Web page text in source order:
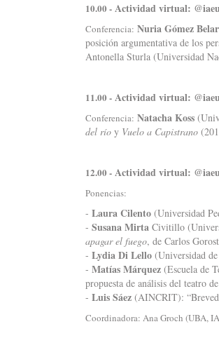
10.00 - Actividad virtual:
Conferencia: Nuria Gómez
posición argumentativa de los
Antonella Sturla (Universidad
11.00 - Actividad virtual:
Conferencia: Natacha Koss
del río y Vuelo a Capistrano
12.00 - Actividad virtual:
Ponencias:
- Laura Cilento (Universidad
- Susana Mirta Civitillo
apagar el fuego, de Carlos
- Lydia Di Lello (Universidad
- Matías Márquez (Escuela de
propuesta de análisis del teatro
- Luis Sáez (AINCRIT):
Coordinadora: Ana Groch (UBA,